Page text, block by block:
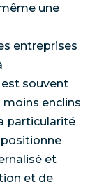
une
entreprises
souvent
enclins
particularité
positionne
et
et de